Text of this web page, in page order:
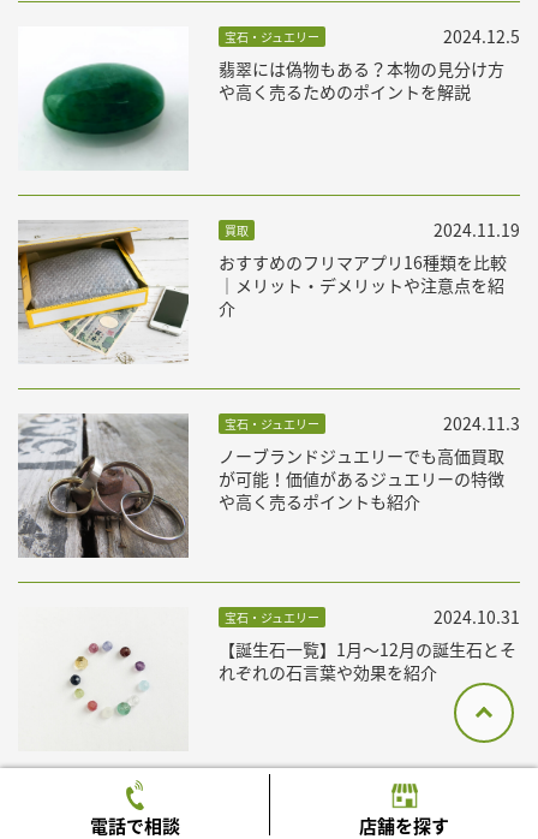
宝石・ジュエリー
翡翠には偽物もある？本物の見分け方
や高く売るためのポイントを解説
2024.12.5
買取
おすすめのフリマアプリ16種類を比較
｜メリット・デメリットや注意点を紹
介
2024.11.19
宝石・ジュエリー
ノーブランドジュエリーでも高価買取
が可能！価値があるジュエリーの特徴
や高く売るポイントも紹介
2024.11.3
宝石・ジュエリー
【誕生石一覧】1月〜12月の誕生石とそ
れぞれの石言葉や効果を紹介
2024.10.31
電話で相談 店舗を探す